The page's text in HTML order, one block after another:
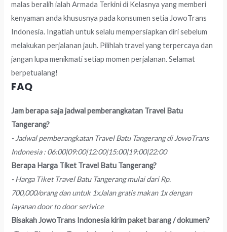
malas beralih ialah Armada Terkini di Kelasnya yang memberi
kenyaman anda khususnya pada konsumen setia JowoTrans
Indonesia. Ingatlah untuk selalu mempersiapkan diri sebelum
melakukan perjalanan jauh. Pilihlah travel yang terpercaya dan
jangan lupa menikmati setiap momen perjalanan. Selamat
berpetualang!
FAQ
Jam berapa saja jadwal pemberangkatan Travel Batu
Tangerang?
- Jadwal pemberangkatan Travel Batu Tangerang di JowoTrans
Indonesia : 06:00|09:00|12:00|15:00|19:00|22:00
Berapa Harga Tiket Travel Batu Tangerang?
- Harga Tiket Travel Batu Tangerang mulai dari Rp.
700,000/orang dan untuk 1xJalan gratis makan 1x dengan
layanan door to door serivice
Bisakah JowoTrans Indonesia kirim paket barang / dokumen?